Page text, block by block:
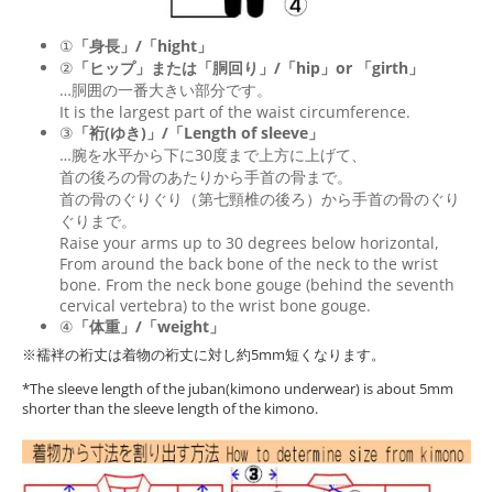
① 「身長」/「hight」
② 「ヒップ」または「胴回り」/「hip 」or 「girth 」
…胴囲の一番大きい部分です。
It is the largest part of the waist circumference.
③ 「裄(ゆき)」/「Length of sleeve」
…腕を水平から下に30度まで上方に上げて、
首の後ろの骨のあたりから手首の骨まで。
首の骨のぐりぐり（第七頸椎の後ろ）から手首の骨のぐり
ぐりまで。
Raise your arms up to 30 degrees below horizontal,
From around the back bone of the neck to the wrist
bone. From the neck bone gouge (behind the seventh
cervical vertebra) to the wrist bone gouge.
④ 「体重」/「weight」
※襦袢の裄丈は着物の裄丈に対し約5mm短くなります。
*The sleeve length of the juban(kimono underwear) is about 5mm
shorter than the sleeve length of the kimono.